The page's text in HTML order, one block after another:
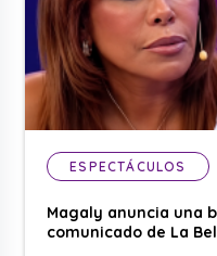
ESPECTÁCULOS
Magaly anuncia una
comunicado de La